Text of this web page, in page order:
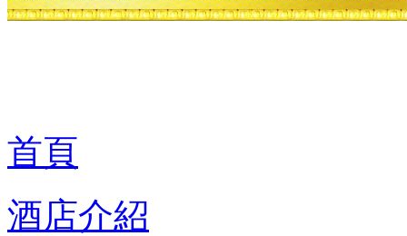
首頁
酒店介紹